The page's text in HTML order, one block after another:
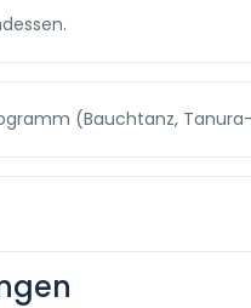
(Bauchtanz,